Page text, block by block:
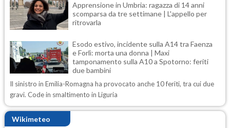
Apprensione in Umbria: ragazza di 14 anni
scomparsa da tre settimane | L'appello per
ritrovarla
Esodo estivo, incidente sulla A14 tra Faenza
e Forlì: morta una donna | Maxi
tamponamento sulla A10 a Spotorno: feriti
due bambini
Il sinistro in Emilia-Romagna ha provocato anche 10 feriti, tra cui due
gravi. Code in smaltimento in Liguria
Wikimeteo